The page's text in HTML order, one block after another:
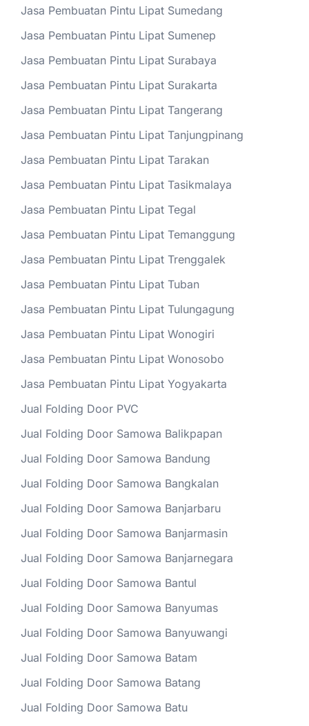
Jasa Pembuatan Pintu Lipat Sumedang
Jasa Pembuatan Pintu Lipat Sumenep
Jasa Pembuatan Pintu Lipat Surabaya
Jasa Pembuatan Pintu Lipat Surakarta
Jasa Pembuatan Pintu Lipat Tangerang
Jasa Pembuatan Pintu Lipat Tanjungpinang
Jasa Pembuatan Pintu Lipat Tarakan
Jasa Pembuatan Pintu Lipat Tasikmalaya
Jasa Pembuatan Pintu Lipat Tegal
Jasa Pembuatan Pintu Lipat Temanggung
Jasa Pembuatan Pintu Lipat Trenggalek
Jasa Pembuatan Pintu Lipat Tuban
Jasa Pembuatan Pintu Lipat Tulungagung
Jasa Pembuatan Pintu Lipat Wonogiri
Jasa Pembuatan Pintu Lipat Wonosobo
Jasa Pembuatan Pintu Lipat Yogyakarta
Jual Folding Door PVC
Jual Folding Door Samowa Balikpapan
Jual Folding Door Samowa Bandung
Jual Folding Door Samowa Bangkalan
Jual Folding Door Samowa Banjarbaru
Jual Folding Door Samowa Banjarmasin
Jual Folding Door Samowa Banjarnegara
Jual Folding Door Samowa Bantul
Jual Folding Door Samowa Banyumas
Jual Folding Door Samowa Banyuwangi
Jual Folding Door Samowa Batam
Jual Folding Door Samowa Batang
Jual Folding Door Samowa Batu